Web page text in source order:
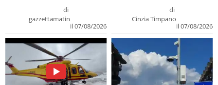
di
gazzettamatin
il 07/08/2026
di
Cinzia Timpano
il 07/08/2026